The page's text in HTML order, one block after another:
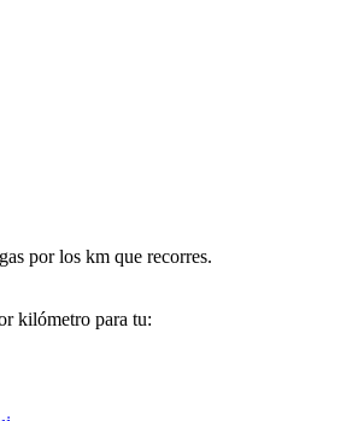
por los km que recorres.
kilómetro para tu: